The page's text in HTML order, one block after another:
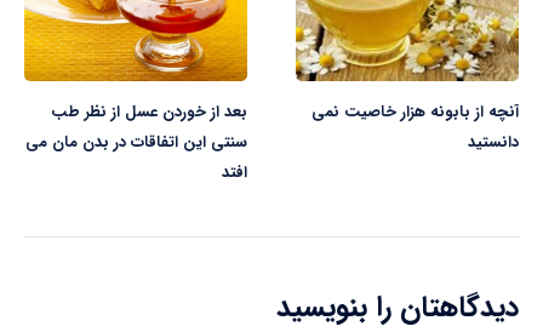
آنچه از بابونه هزار خاصیت نمی
دانستید
بعد از خوردن عسل از نظر طب
سنتی این اتفاقات در بدن مان می
افتد
دیدگاهتان را بنویسید